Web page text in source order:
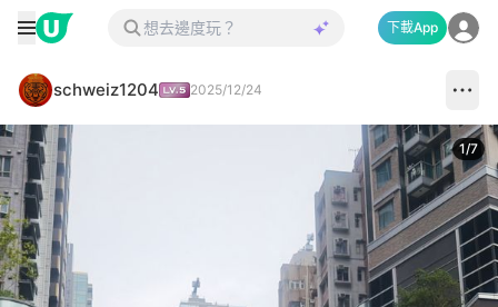
下載App
schweiz1204 2025/12/24
1/7